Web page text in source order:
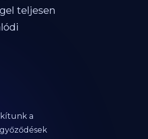
teljesen
a